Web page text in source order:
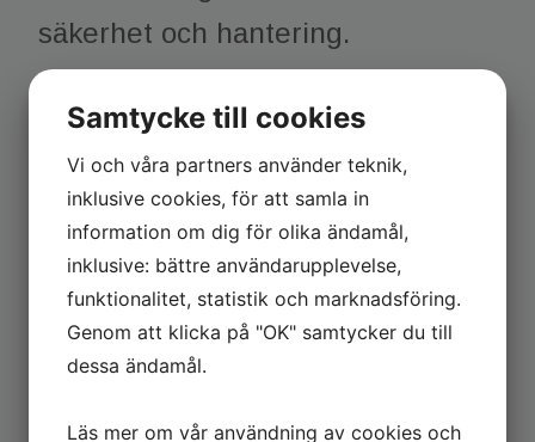
säkerhet och hantering.
För mer information om
oljerenaren besökVitos hemsida
Samtycke till cookies
Vi och våra partners använder teknik,
inklusive cookies, för att samla in
information om dig för olika ändamål,
inklusive: bättre användarupplevelse,
funktionalitet, statistik och marknadsföring.
Genom att klicka på "OK" samtycker du till
dessa ändamål.
Läs mer om vår användning av cookies och